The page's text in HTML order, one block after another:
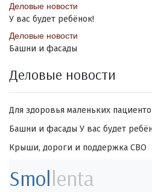
Деловые новости
У вас будет ребёнок!
Деловые новости
Башни и фасады
Деловые новости
Для здоровья маленьких
Башни и фасады У вас будет
Крыши, дороги и поддержка СВО
Smollenta